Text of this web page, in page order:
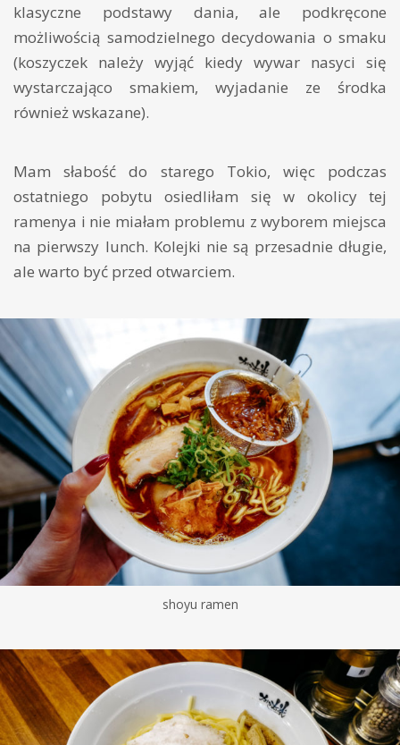
klasyczne podstawy dania, ale podkręcone
możliwością samodzielnego decydowania o smaku
(koszyczek należy wyjąć kiedy wywar nasyci się
wystarczająco smakiem, wyjadanie ze środka
również wskazane).
Mam słabość do starego Tokio, więc podczas
ostatniego pobytu osiedliłam się w okolicy tej
ramenya i nie miałam problemu z wyborem miejsca
na pierwszy lunch. Kolejki nie są przesadnie długie,
ale warto być przed otwarciem.
shoyu ramen